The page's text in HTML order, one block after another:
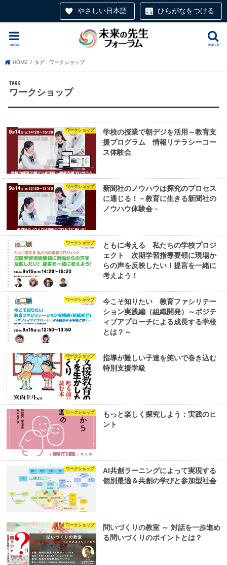
やさしい日本語 ひらがなをつける
search
menu
HOME タグ : ワークショップ
ワークショップ
ワークショップ
学校の授業で朝デジを活用～教育支
援プログラム 情報リテラシーコー
ス体験会
ワークショップ
新聞社のノウハウは探究のプロセス
に通じる！－教育に生きる新聞社の
ノウハウ体験会－
ワークショップ
ともに考える 私たちの学校プロジ
ェクト 次期学習指導要領に現場か
らの声を反映したい！提言を一緒に
考えよう！
ワークショップ
今こそ知りたい 教育ファシリテー
ション実践編（組織開発）～ポジテ
ィブアプローチによる成長する学校
とは？～
ワークショップ
指導が難しい子達を笑いで巻き込む
特別支援学級
ワークショップ
もっと楽しく探究しよう：実践のヒ
ント
ワークショップ
AI共創ラーニングによって実現する
個別最適＆共創の学びと参加型社会
ワークショップ
問いづくりの教室 ～ 対話を一歩進め
る問いづくりのポイントとは？